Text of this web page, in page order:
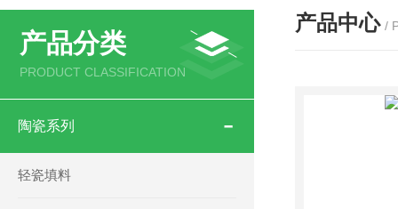
产品分类
PRODUCT CLASSIFICATION
陶瓷系列
轻瓷填料
产品中心 /